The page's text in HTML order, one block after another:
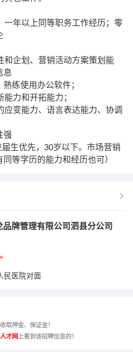
一年以上同等职务工作经历；零
和企划、营销活动方案策划能
息
练使用办公软件；
力和开拓能力；
应变能力、语言表达能力、协调
强
生优先，30岁以下。市场营销
等学历的能力和经历也可）
品牌管理有限公司泗县分公司
民医院对面
取押金、保证金！
才网上看到该招聘信息的！